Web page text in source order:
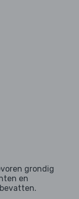
grondig
en